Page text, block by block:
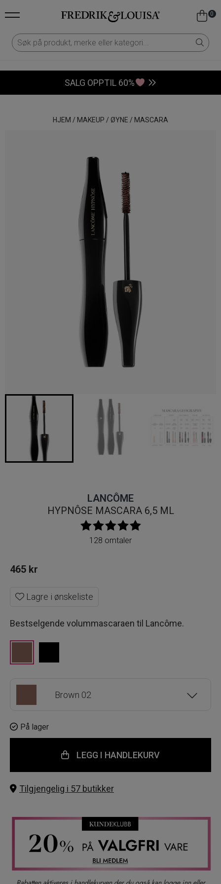
0
SALG OPPTIL 60%
HJEM / MAKEUP / ØYNE / MASCARA
LANCÔME
HYPNÔSE MASCARA 6,5 ML
128 omtaler
465 kr
Lagre i ønskeliste
Bestselgende volummascaraen til Lancôme.
Brown 02
På lager
LEGG I HANDLEKURV
Tilgjengelig i 57 butikker